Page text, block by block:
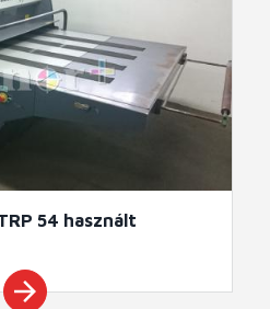
54 használt
arrow_forward